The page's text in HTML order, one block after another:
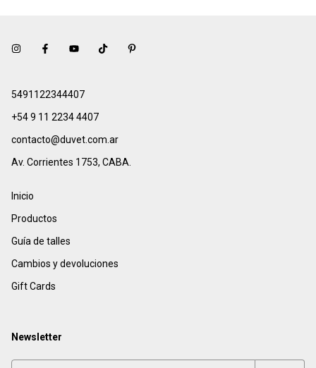
5491122344407
+54 9 11 2234 4407
contacto@duvet.com.ar
Av. Corrientes 1753, CABA.
Inicio
Productos
Guía de talles
Cambios y devoluciones
Gift Cards
Newsletter